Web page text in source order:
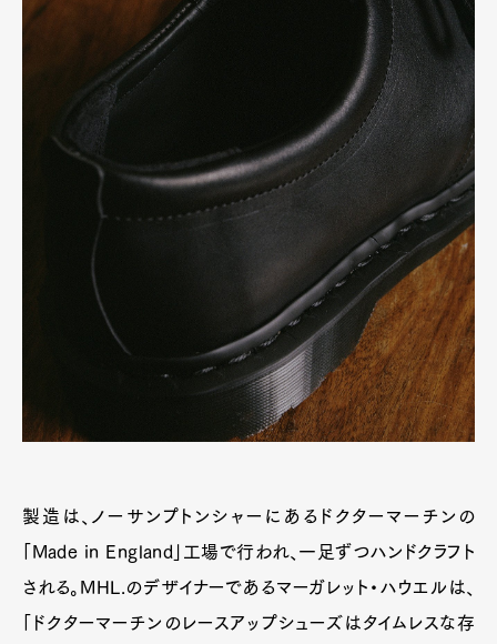
製造は、ノーサンプトンシャーにあるドクターマーチンの
「Made in England」工場で行われ、一足ずつハンドクラフト
される。MHL.のデザイナーであるマーガレット・ハウエルは、
「ドクターマーチンのレースアップシューズはタイムレスな存